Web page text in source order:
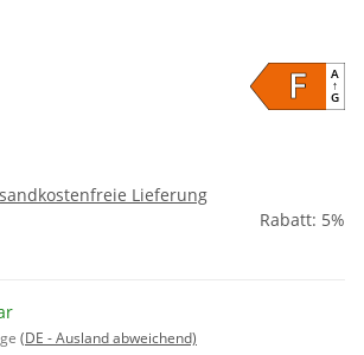
A
↑
G
F
Lieferung
Rabatt: 5%
(DE - Ausland abweichend)